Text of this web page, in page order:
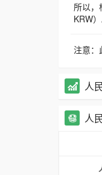
所以
KRW）
注意：
人
人